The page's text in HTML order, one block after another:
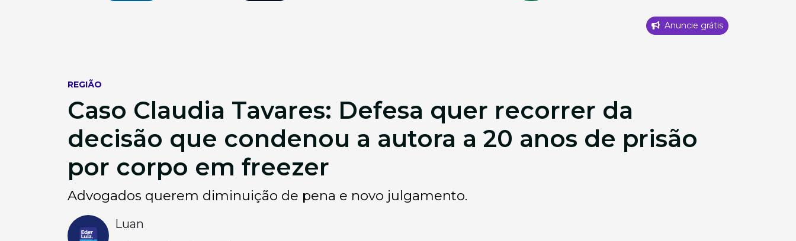
Anuncie grátis
REGIÃO
Caso Claudia Tavares: Defesa quer recorrer da
decisão que condenou a autora a 20 anos de prisão
por corpo em freezer
Advogados querem diminuição de pena e novo julgamento.
Luan